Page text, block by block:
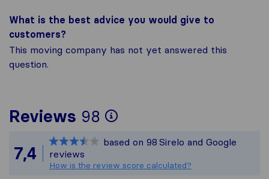
What is the best advice you would give to
customers?
This moving company has not yet answered this
question.
Reviews 98
To give you the
All reviews
7,4
based on 98 Sirelo and Google
reviews
How is the review score calculated?